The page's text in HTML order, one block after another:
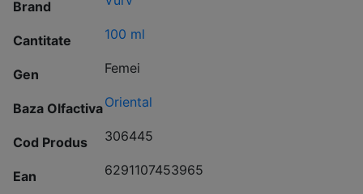
Brand
Cantitate 100 ml
Gen Femei
Baza OlfactivaOriental
Cod Produs 306445
Ean 6291107453965